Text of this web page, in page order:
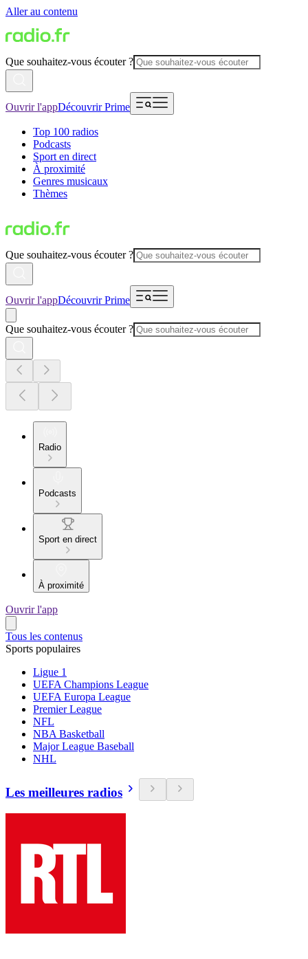
Aller au contenu
Que souhaitez-vous écouter ?
Ouvrir l'appDécouvrir Prime
Top 100 radios
Podcasts
Sport en direct
À proximité
Genres musicaux
Thèmes
Que souhaitez-vous écouter ?
Ouvrir l'appDécouvrir Prime
Que souhaitez-vous écouter ?
Radio
Podcasts
Sport en direct
À proximité
Ouvrir l'app
Tous les contenus
Sports populaires
Ligue 1
UEFA Champions League
UEFA Europa League
Premier League
NFL
NBA Basketball
Major League Baseball
NHL
Les meilleures radios